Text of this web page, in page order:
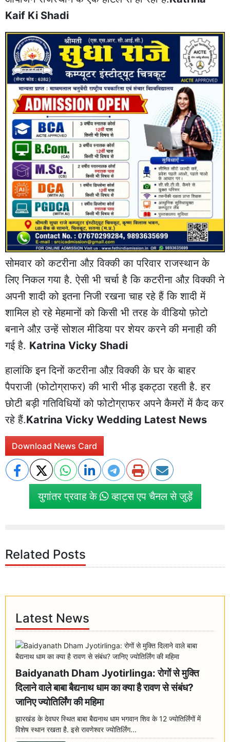
Kaif Ki Shadi
सोमवार को कटरीना औऱ विक्की का परिवार राजस्थान के
लिए निकल गया है. ऐसी भी चर्चा है कि कटरीना औऱ विक्की ने
अपनी शादी को इतना निजी रखना चाह रहे हैं कि शादी में
शामिल हो रहे मेहमानों को किसी भी तरह के वीडियो फ़ोटो
बनाने औऱ उन्हें सोशल मीडिया पर शेयर करने की मनाही की
गई है. Katrina Vicky Shadi
हालांकि इन दिनों कटरीना औऱ विक्की के घर के बाहर
पैपराजी (फोटोग्राफर) की भारी भीड़ इकट्ठा रहती है. हर
छोटी बड़ी गतिविधियों को फोटोग्राफर अपने कैमरों में कैद कर
रहे हैं.Katrina Vicky Wedding Latest News
Download News Card
युगांतर प्रवाह के व्हाट्स एप चैनल से जुड़ें
Related Posts
Latest News
Baidyanath Dham Jyotirlinga: रोगों से मुक्ति
दिलाने वाले बाबा बैद्यनाथ धाम का क्या है रावण से संबंध?
जानिए ज्योतिर्लिंग की महिमा
झारखंड के देवघर स्थित बाबा बैद्यनाथ धाम भगवान शिव के 12 ज्योतिर्लिंगों में
विशेष स्थान रखता है. इसे रावणेश्वर ज्योतिर्लिंग...